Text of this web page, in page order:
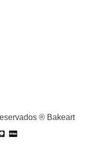
® Bakeart